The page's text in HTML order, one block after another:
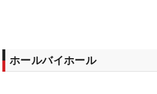
ホールバイホール